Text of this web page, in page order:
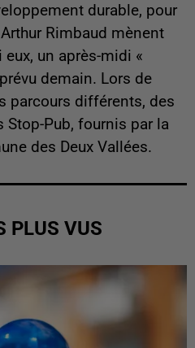
durable, pour
Rimbaud mènent
un après-midi «
demain. Lors de
parcours différents, des
Pub, fournis par la
des Deux Vallées.
PLUS VUS